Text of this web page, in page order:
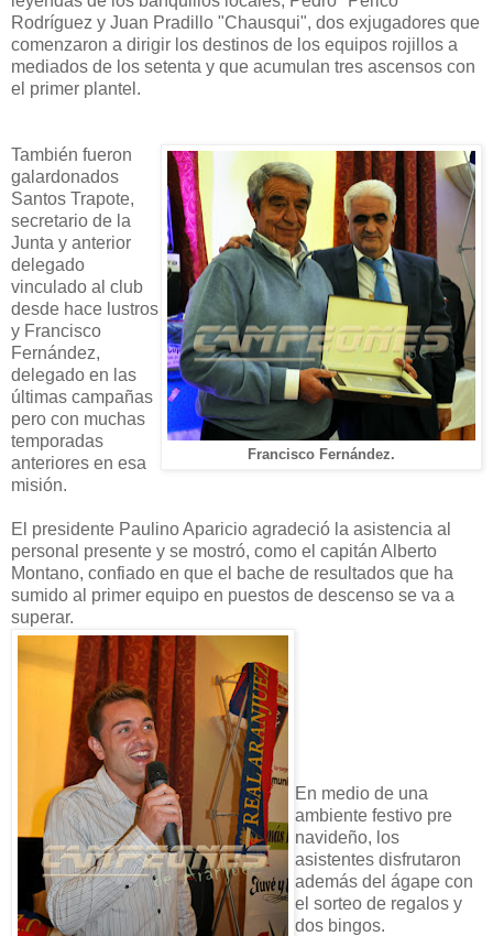
Rodríguez y Juan Pradillo "Chausqui", dos exjugadores que
comenzaron a dirigir los destinos de los equipos rojillos a
mediados de los setenta y que acumulan tres ascensos con
el primer plantel.
Francisco Fernández.
También fueron
galardonados
Santos Trapote,
secretario de la
Junta y anterior
delegado
vinculado al club
desde hace lustros
y Francisco
Fernández,
delegado en las
últimas campañas
pero con muchas
temporadas
anteriores en esa
misión.
El presidente Paulino Aparicio agradeció la asistencia al
personal presente y se mostró, como el capitán Alberto
Montano, confiado en que el bache de resultados que ha
sumido al primer equipo en puestos de descenso se va a
superar.
En medio de una
ambiente festivo pre
navideño, los
asistentes disfrutaron
además del ágape con
el sorteo de regalos y
dos bingos.